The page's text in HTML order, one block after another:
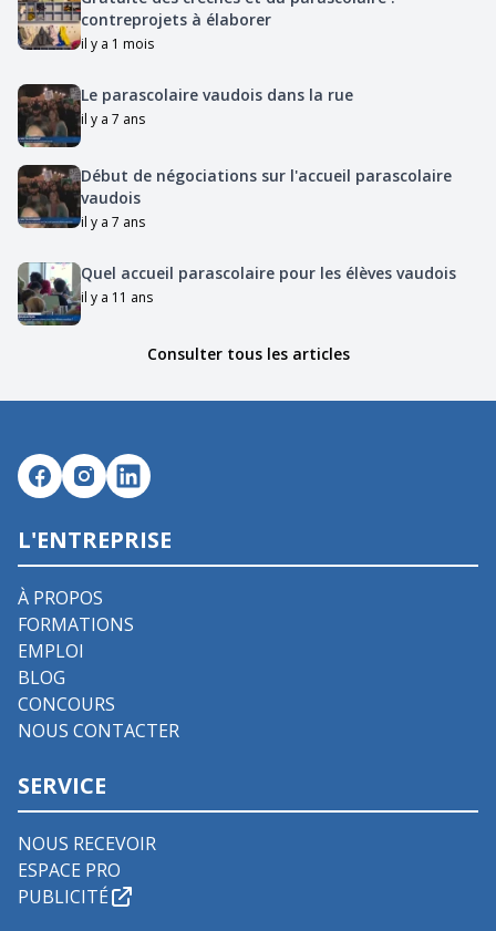
contreprojets à élaborer
il y a 1 mois
Le parascolaire vaudois dans la rue
il y a 7 ans
Début de négociations sur l'accueil parascolaire
vaudois
il y a 7 ans
Quel accueil parascolaire pour les élèves vaudois
il y a 11 ans
Consulter tous les articles
L'ENTREPRISE
À PROPOS
FORMATIONS
EMPLOI
BLOG
CONCOURS
NOUS CONTACTER
SERVICE
NOUS RECEVOIR
ESPACE PRO
PUBLICITÉ